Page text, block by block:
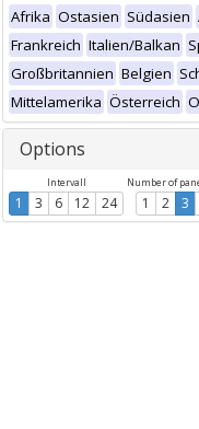
Afrika Ostasien Südasien
Frankreich Italien/Balkan
Großbritannien Belgien
Mittelamerika Österreich
Options
Intervall
1 3 6 12 24
Number of
1 2 3